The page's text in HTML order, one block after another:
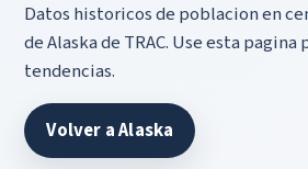
Datos historicos de poblacion en
de Alaska de TRAC. Use esta
tendencias.
Volver a Alaska